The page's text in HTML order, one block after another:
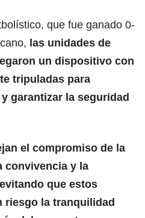
que fue ganado 0-
las unidades de
un dispositivo con
tripuladas para
garantizar la seguridad
el compromiso de la
convivencia y la
que estos
riesgo la tranquilidad